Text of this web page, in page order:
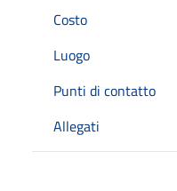
Costo
Luogo
Punti di contatto
Allegati